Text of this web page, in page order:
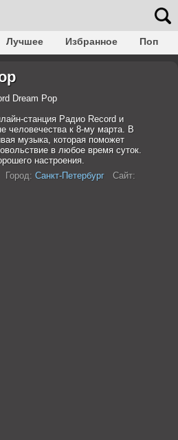
Лучшее Избранное
Поп
Транс
Dream Pop
станция Радио Record и
человечества к 8-му марта. В
музыка, которая поможет
в любое время суток.
настроения.
Город: Санкт-Петербург
Сайт: